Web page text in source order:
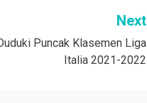
Next
Puncak Klasemen Liga
Italia 2021-2022